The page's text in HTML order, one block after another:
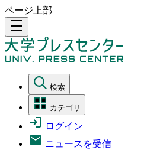
ページ上部
density_medium
検索
カテゴリ
ログイン
ニュースを受信